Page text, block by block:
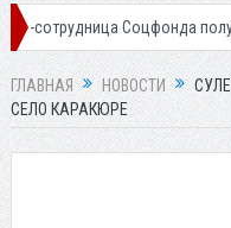
Соцфонда получила срок
ГЛАВНАЯ НОВОСТИ
СЕЛО КАРАКЮРЕ